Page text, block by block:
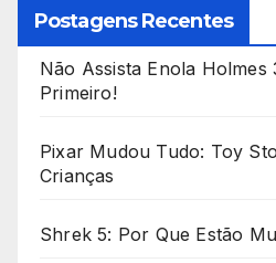
Postagens Recentes
Não Assista Enola Holmes
Primeiro!
Pixar Mudou Tudo: Toy
Crianças
Shrek 5: Por Que Estão